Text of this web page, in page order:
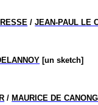
/JEAN-PAUL LE
[un sketch]
/ MAURICE DE